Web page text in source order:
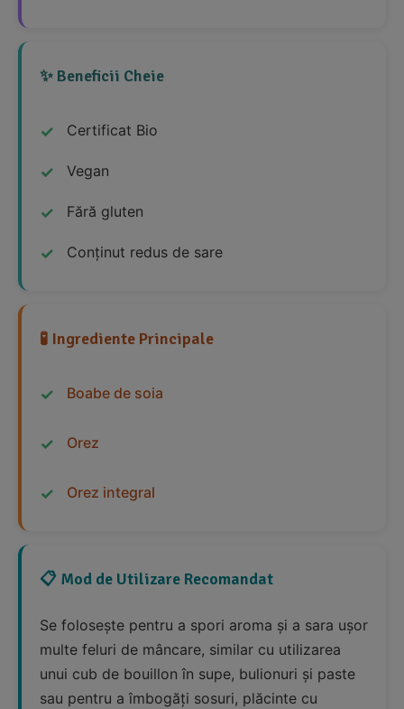
✨ Beneficii Cheie
Certificat Bio
Vegan
Fără gluten
Conținut redus de sare
🧪 Ingrediente Principale
Boabe de soia
Orez
Orez integral
📋 Mod de Utilizare Recomandat
Se folosește pentru a spori aroma și a sara ușor
multe feluri de mâncare, similar cu utilizarea
unui cub de bouillon în supe, bulionuri și paste
sau pentru a îmbogăți sosuri, plăcinte cu